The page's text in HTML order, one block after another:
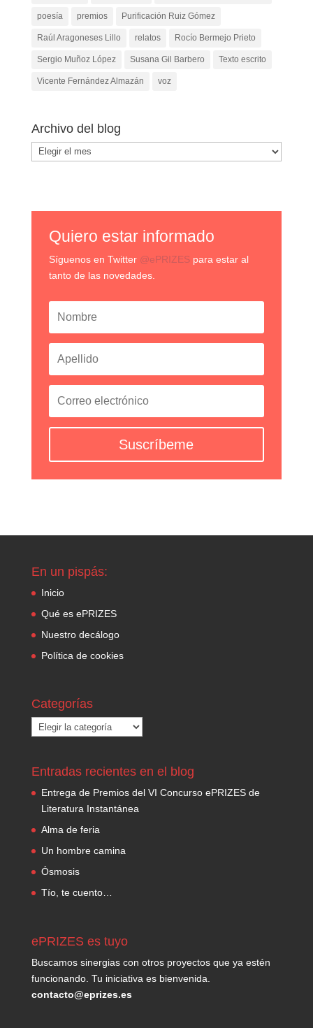
poesía premios Purificación Ruiz Gómez
Raúl Aragoneses Lillo relatos Rocío Bermejo Prieto
Sergio Muñoz López Susana Gil Barbero Texto escrito
Vicente Fernández Almazán voz
Archivo del blog
Archivo
del
Quiero estar informado
Síguenos en Twitter @ePRIZESpara estar al
tanto de las novedades.
Suscríbeme
En un pispás:
Inicio
Qué es ePRIZES
Nuestro decálogo
Política de cookies
Categorías
Categorías
Entradas recientes en el blog
Entrega de Premios del VI Concurso ePRIZES de
Literatura Instantánea
Alma de feria
Un hombre camina
Ósmosis
Tío, te cuento…
ePRIZES es tuyo
Buscamos sinergias con otros proyectos que ya estén
funcionando. Tu iniciativa es bienvenida.
contacto@eprizes.es